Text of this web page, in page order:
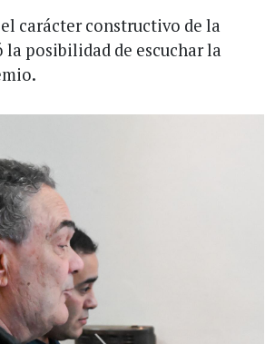
carácter constructivo de la
posibilidad de escuchar la